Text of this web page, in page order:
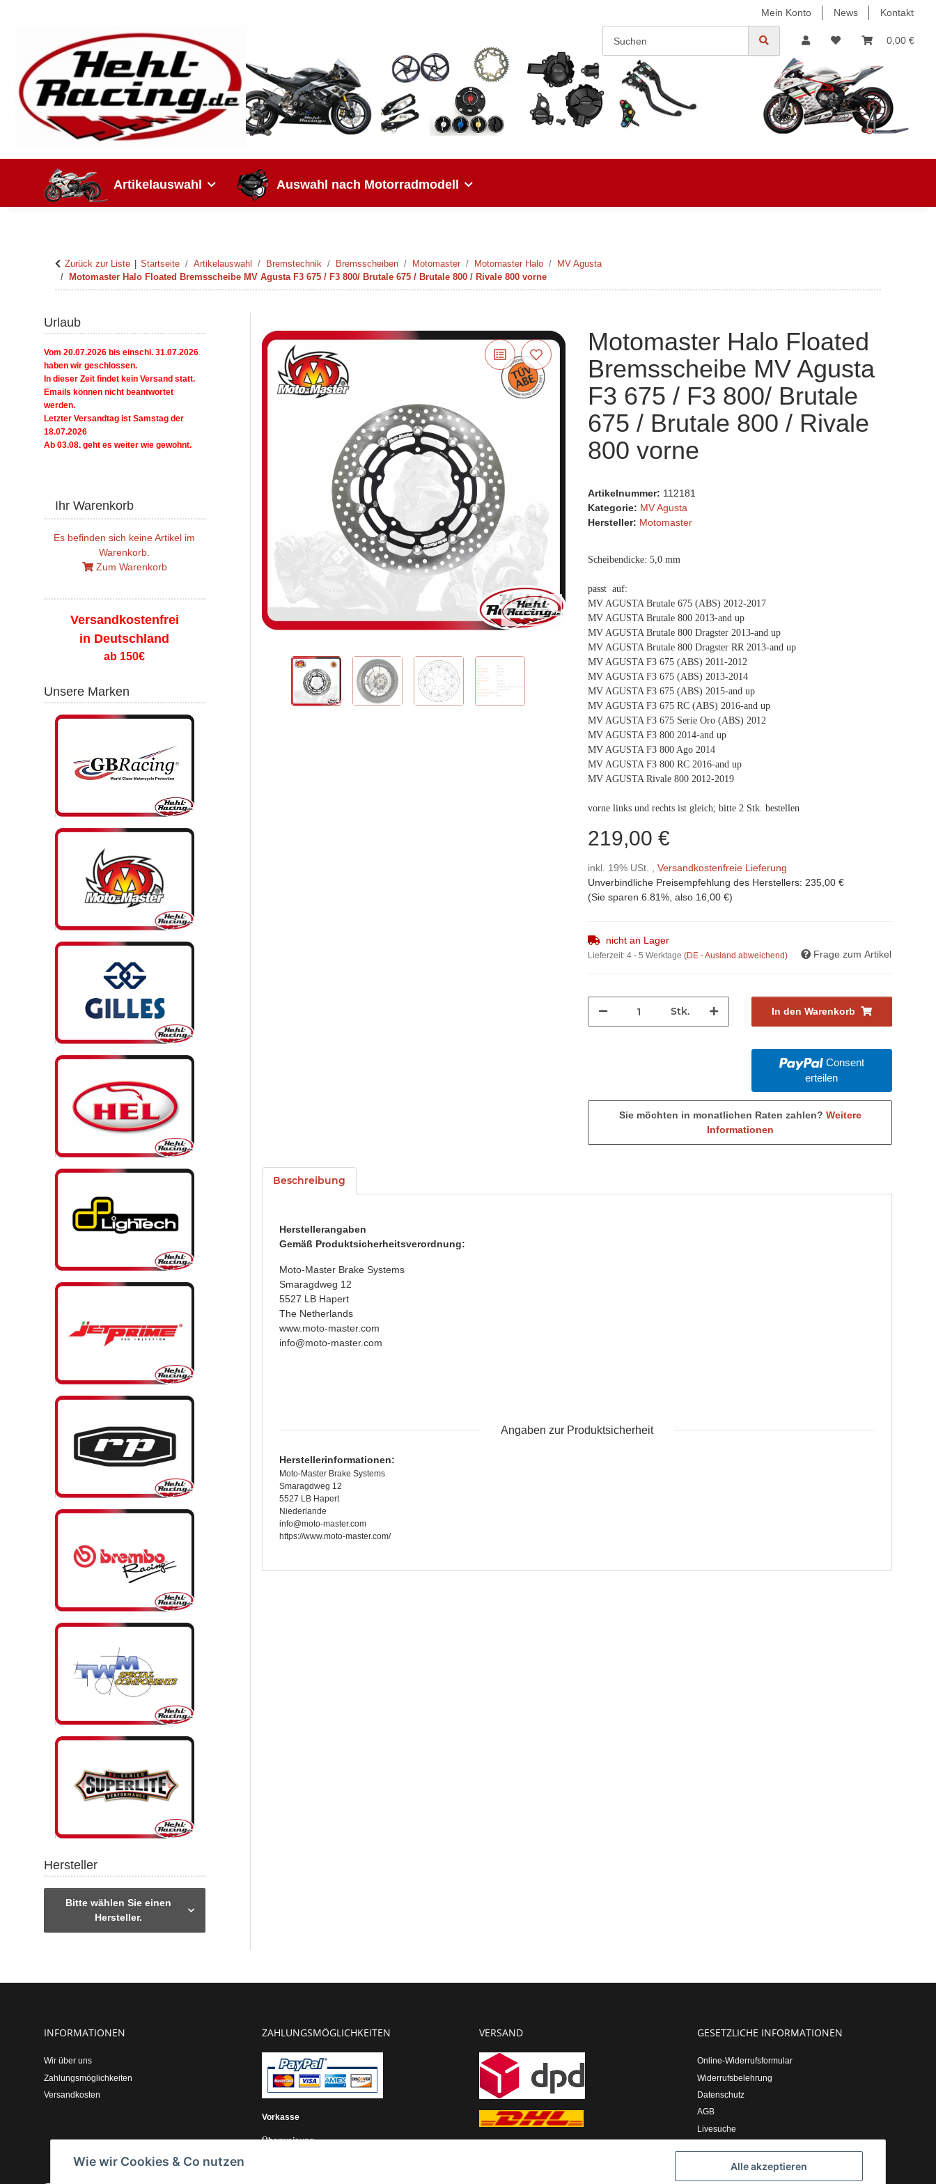
Alle akzeptieren
Wie wir Cookies & Co nutzen
Mein Konto News Kontakt
0,00 €
Artikelauswahl Auswahl nach Motorradmodell
Zurück zur Liste Startseite Artikelauswahl Bremstechnik Bremsscheiben Motomaster Motomaster Halo
MV Agusta
Motomaster Halo Floated Bremsscheibe MV Agusta F3 675 / F3 800/ Brutale 675 / Brutale 800 / Rivale 800 vorne
Motomaster Halo Floated
Bremsscheibe MV Agusta
F3 675 / F3 800/ Brutale
675 / Brutale 800 / Rivale
800 vorne
Artikelnummer: 112181
Kategorie: MV Agusta
Hersteller: Motomaster
Scheibendicke: 5,0 mm
passt auf:
MV AGUSTA Brutale 675 (ABS) 2012-2017
MV AGUSTA Brutale 800 2013-and up
MV AGUSTA Brutale 800 Dragster 2013-and up
MV AGUSTA Brutale 800 Dragster RR 2013-and up
MV AGUSTA F3 675 (ABS) 2011-2012
MV AGUSTA F3 675 (ABS) 2013-2014
MV AGUSTA F3 675 (ABS) 2015-and up
MV AGUSTA F3 675 RC (ABS) 2016-and up
MV AGUSTA F3 675 Serie Oro (ABS) 2012
MV AGUSTA F3 800 2014-and up
MV AGUSTA F3 800 Ago 2014
MV AGUSTA F3 800 RC 2016-and up
MV AGUSTA Rivale 800 2012-2019
vorne links und rechts ist gleich; bitte 2 Stk. bestellen
219,00 €
inkl. 19% USt. ,Versandkostenfreie Lieferung
Unverbindliche Preisempfehlung des Herstellers:235,00 €
(Sie sparen6.81%, also 16,00 €)
nicht an Lager
Lieferzeit:4 - 5 Werktage(DE - Ausland abweichend) Frage zum Artikel
Stk. In den Warenkorb
Consent
erteilen
Sie möchten in monatlichen Raten zahlen? Weitere
Informationen
Beschreibung
Herstellerangaben
Gemäß Produktsicherheitsverordnung:
Moto-Master Brake Systems
Smaragdweg 12
5527 LB Hapert
The Netherlands
www.moto-master.com
info@moto-master.com
Angaben zur Produktsicherheit
Herstellerinformationen:
Moto-Master Brake Systems
Smaragdweg 12
5527 LB Hapert
Niederlande
info@moto-master.com
https://www.moto-master.com/
Urlaub
Vom 20.07.2026 bis einschl. 31.07.2026
haben wir geschlossen.
In dieser Zeit findet kein Versand statt.
Emails können nicht beantwortet
werden.
Letzter Versandtag ist Samstag der
18.07.2026
Ab 03.08. geht es weiter wie gewohnt.
Ihr Warenkorb
Es befinden sich keine Artikel im
Warenkorb.
Zum Warenkorb
Versandkostenfrei
in Deutschland
ab 150€
Unsere Marken
Hersteller
Bitte wählen Sie einen
Hersteller.
INFORMATIONEN
Wir über uns
Zahlungsmöglichkeiten
Versandkosten
ZAHLUNGSMÖGLICHKEITEN
Vorkasse
Überweisung
VERSAND GESETZLICHE INFORMATIONEN
Online-Widerrufsformular
Widerrufsbelehrung
Datenschutz
AGB
Livesuche
Impressum